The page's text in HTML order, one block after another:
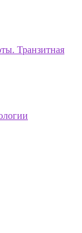
Транзитная